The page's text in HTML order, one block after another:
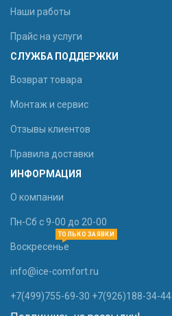
Наши работы
Прайс на услуги
СЛУЖБА ПОДДЕРЖКИ
Возврат товара
Монтаж и сервис
Отзывы клиентов
Правила доставки
ИНФОРМАЦИЯ
О компании
Пн-Сб с 9-00 до 20-00
Воскресенье
ТОЛЬКО ЗАЯВКИ
info@ice-comfort.ru
+7(499)755-69-30 +7(926)188-34-44